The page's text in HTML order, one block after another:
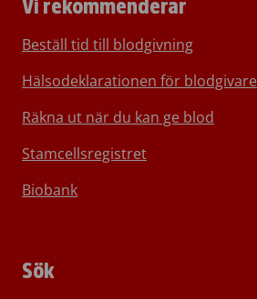
Vi rekommenderar
Beställ tid till blodgivning
Hälsodeklarationen för blodgivare
Räkna ut när du kan ge blod
Stamcellsregistret
Biobank
Sök